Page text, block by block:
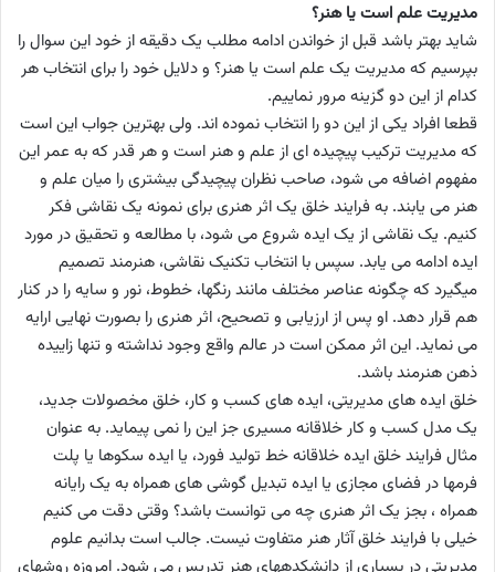
مدیریت علم است یا هنر؟
شاید بهتر باشد قبل از خواندن ادامه مطلب یک دقیقه از خود این سوال را
بپرسیم که مدیریت یک علم است یا هنر؟ و دلایل خود را برای انتخاب هر
کدام از این دو گزینه مرور نماییم.
قطعا افراد یکی از این دو را انتخاب نموده اند. ولی بهترین جواب این است
که مدیریت ترکیب پیچیده ای از علم و هنر است و هر قدر که به عمر این
مفهوم اضافه می شود، صاحب نظران پیچیدگی بیشتری را میان علم و
هنر می یابند. به فرایند خلق یک اثر هنری برای نمونه یک نقاشی فکر
کنیم. یک نقاشی از یک ایده شروع می شود، با مطالعه و تحقیق در مورد
ایده ادامه می یابد. سپس با انتخاب تکنیک نقاشی، هنرمند تصمیم
میگیرد که چگونه عناصر مختلف مانند رنگها، خطوط، نور و سایه را در کنار
هم قرار دهد. او پس از ارزیابی و تصحیح، اثر هنری را بصورت نهایی ارایه
می نماید. این اثر ممکن است در عالم واقع وجود نداشته و تنها زاییده
ذهن هنرمند باشد.
خلق ایده های مدیریتی، ایده های کسب و کار، خلق مخصولات جدید،
یک مدل کسب و کار خلاقانه مسیری جز این را نمی پیماید. به عنوان
مثال فرایند خلق ایده خلاقانه خط تولید فورد، یا ایده سکوها یا پلت
فرمها در فضای مجازی یا ایده تبدیل گوشی های همراه به یک رایانه
همراه ، بجز یک اثر هنری چه می توانست باشد؟ وقتی دقت می کنیم
خیلی با فرایند خلق آثار هنر متفاوت نیست. جالب است بدانیم علوم